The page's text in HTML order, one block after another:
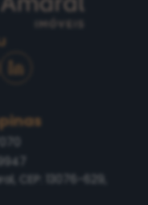
CEP: 13076-629,